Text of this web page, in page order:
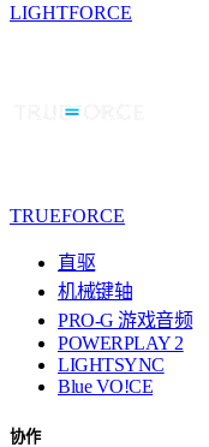
LIGHTFORCE
TRUEFORCE
直驱
机械键轴
PRO-G 游戏音频
POWERPLAY 2
LIGHTSYNC
Blue VO!CE
协作